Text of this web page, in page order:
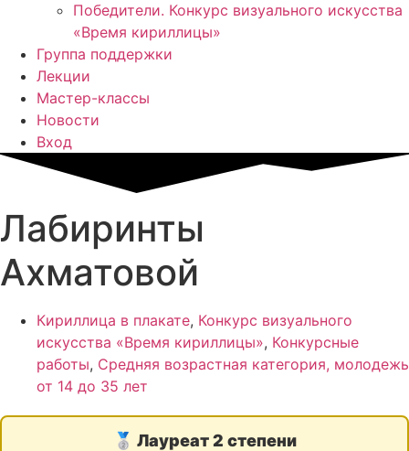
Победители. Конкурс визуального искусства
«Время кириллицы»
Группа поддержки
Лекции
Мастер-классы
Новости
Вход
Лабиринты
Ахматовой
Кириллица в плакате, Конкурс визуального
искусства «Время кириллицы», Конкурсные
работы, Средняя возрастная категория, молодежь
от 14 до 35 лет
🥈 Лауреат 2 степени